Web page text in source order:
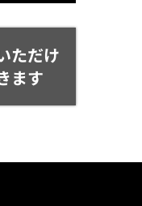
ただけ
ます